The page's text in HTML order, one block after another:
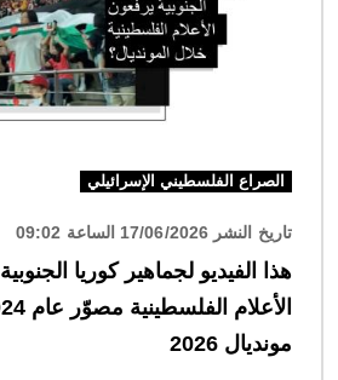
الصراع الفلسطيني الإسرائيلي
تاريخ النشر 17/06/2026 الساعة 09:02
هذا الفيديو لجماهير كوريا
مونديال 2026